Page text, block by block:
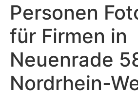
Personen
für Firmen in
Neuenrade
Nordrhein-